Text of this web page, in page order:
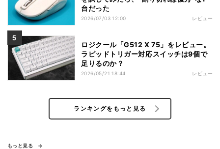
台だった
2026/07/03 12:00 レビュー
ロジクール「G512 X 75」をレビュー。
ラピッドトリガー対応スイッチは9個で
足りるのか？
2026/05/21 18:44 レビュー
ランキングをもっと見る
もっと見る